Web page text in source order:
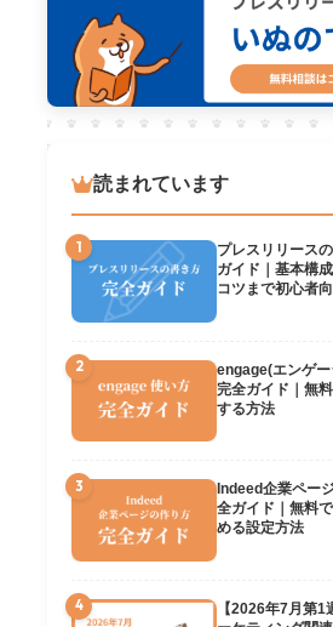
読まれています
1
プレスリリース
ガイド｜基本構
コツまで初心者
2
engage(エンゲ
完全ガイド｜無
する方法
3
Indeed企業ペー
全ガイド｜無料
める設定方法
4
【2026年7月第1